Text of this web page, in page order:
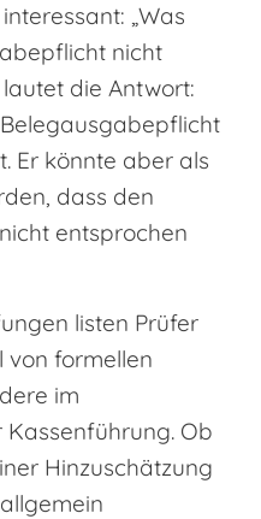
„Was
nicht
die Antwort:
Er könnte aber als
dass den
entsprochen
listen Prüfer
von formellen
im
Ob
Hinzuschätzung